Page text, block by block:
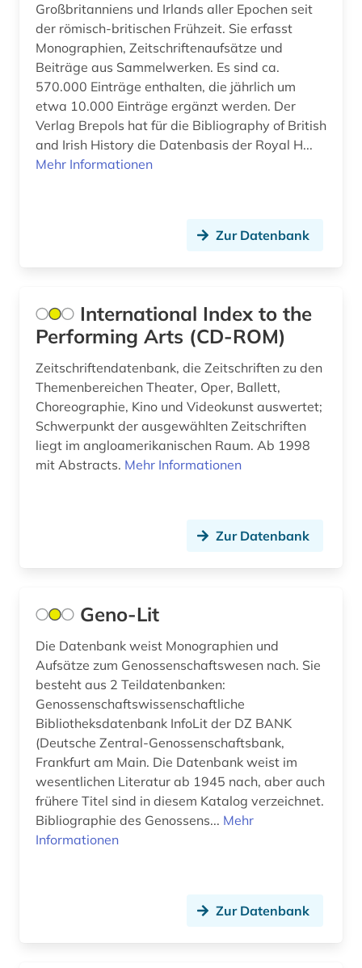
automobiltechnik (1)
autor (3)
autorin (1)
außenpolitik (7)
außenwirtschaft (1)
balkanromanistik (3)
ballett (1)
balneologie (1)
baltikum (1)
baltistik (1)
basteln (1)
bauen (1)
bauen im bestand (1)
bauforschung (2)
bauingenieurwesen (2)
baukonstruktion (2)
bauphysik (1)
baustoff (3)
Großbritanniens und Irlands aller Epochen seit
der römisch-britischen Frühzeit. Sie erfasst
Monographien, Zeitschriftenaufsätze und
Beiträge aus Sammelwerken. Es sind ca.
570.000 Einträge enthalten, die jährlich um
etwa 10.000 Einträge ergänzt werden. Der
Verlag Brepols hat für die Bibliography of British
and Irish History die Datenbasis der Royal H...
Mehr Informationen
Zur Datenbank
International Index to the
Performing Arts (CD-ROM)
Zeitschriftendatenbank, die Zeitschriften zu den
Themenbereichen Theater, Oper, Ballett,
Choreographie, Kino und Videokunst auswertet;
Schwerpunkt der ausgewählten Zeitschriften
liegt im angloamerikanischen Raum. Ab 1998
mit Abstracts. Mehr Informationen
Zur Datenbank
Geno-Lit
Die Datenbank weist Monographien und
Aufsätze zum Genossenschaftswesen nach. Sie
besteht aus 2 Teildatenbanken:
Genossenschaftswissenschaftliche
Bibliotheksdatenbank InfoLit der DZ BANK
(Deutsche Zentral-Genossenschaftsbank,
Frankfurt am Main. Die Datenbank weist im
wesentlichen Literatur ab 1945 nach, aber auch
frühere Titel sind in diesem Katalog verzeichnet.
Bibliographie des Genossens... Mehr
Informationen
Zur Datenbank